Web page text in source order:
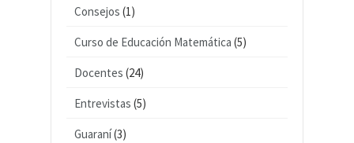
Consejos (1)
Curso de Educación Matemática (5)
Docentes (24)
Entrevistas (5)
Guaraní(3)